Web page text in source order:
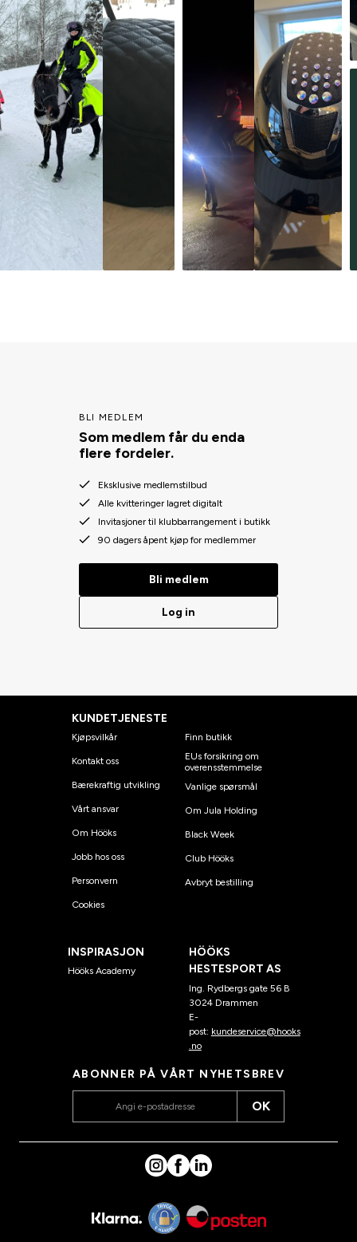
BLI MEDLEM
Som medlem får du enda
flere fordeler.
Eksklusive medlemstilbud
Alle kvitteringer lagret digitalt
Invitasjoner til klubbarrangement i butikk
90 dagers åpent kjøp for medlemmer
Bli medlem
Log in
KUNDETJENESTE
Kjøpsvilkår
Kontakt oss
Bærekraftig utvikling
Vårt ansvar
Om Hööks
Jobb hos oss
Personvern
Cookies
Finn butikk
EUs forsikring om
overensstemmelse
Vanlige spørsmål
Om Jula Holding
Black Week
Club Hööks
Avbryt bestilling
INSPIRASJON
Hööks Academy
HÖÖKS
HESTESPORT AS
Ing. Rydbergs gate 56 B
3024 Drammen
E-
post: kundeservice@hooks
.no
ABONNER PÅ VÅRT NYHETSBREV
OK